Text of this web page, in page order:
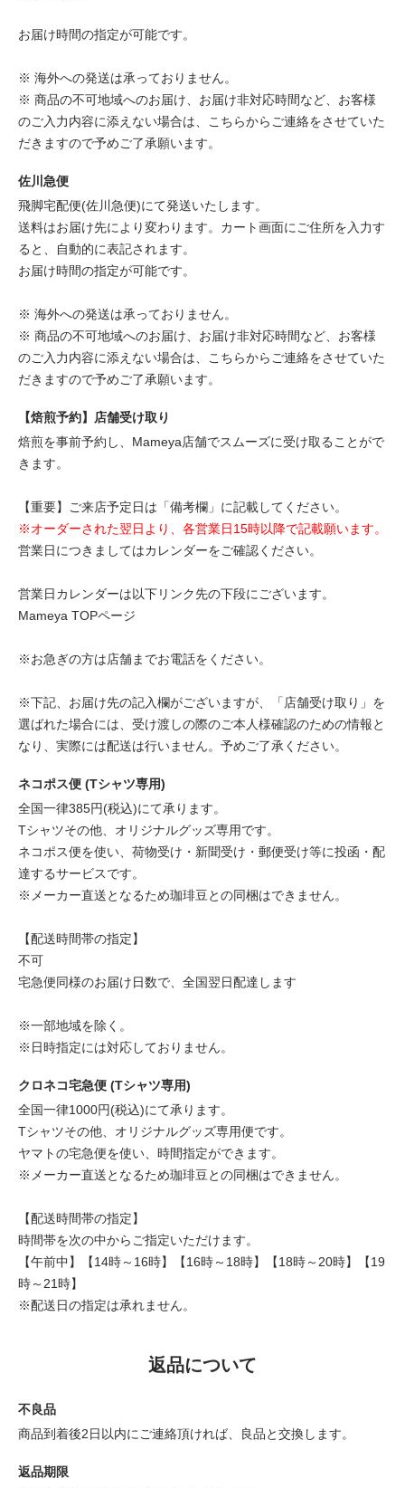
お届け時間の指定が可能です。
※ 海外への発送は承っておりません。
※ 商品の不可地域へのお届け、お届け非対応時間など、お客様
のご入力内容に添えない場合は、こちらからご連絡をさせていた
だきますので予めご了承願います。
佐川急便
飛脚宅配便(佐川急便)にて発送いたします。
送料はお届け先により変わります。カート画面にご住所を入力す
ると、自動的に表記されます。
お届け時間の指定が可能です。
※ 海外への発送は承っておりません。
※ 商品の不可地域へのお届け、お届け非対応時間など、お客様
のご入力内容に添えない場合は、こちらからご連絡をさせていた
だきますので予めご了承願います。
【焙煎予約】店舗受け取り
焙煎を事前予約し、Mameya店舗でスムーズに受け取ることがで
きます。
【重要】ご来店予定日は「備考欄」に記載してください。
※オーダーされた翌日より、各営業日15時以降で記載願います。
営業日につきましてはカレンダーをご確認ください。
営業日カレンダーは以下リンク先の下段にございます。
Mameya TOPページ
※お急ぎの方は店舗までお電話をください。
※下記、お届け先の記入欄がございますが、「店舗受け取り」を
選ばれた場合には、受け渡しの際のご本人様確認のための情報と
なり、実際には配送は行いません。予めご了承ください。
ネコポス便 (Tシャツ専用)
全国一律385円(税込)にて承ります。
Tシャツその他、オリジナルグッズ専用です。
ネコポス便を使い、荷物受け・新聞受け・郵便受け等に投函・配
達するサービスです。
※メーカー直送となるため珈琲豆との同梱はできません。
【配送時間帯の指定】
不可
宅急便同様のお届け日数で、全国翌日配達します
※一部地域を除く。
※日時指定には対応しておりません。
クロネコ宅急便 (Tシャツ専用)
全国一律1000円(税込)にて承ります。
Tシャツその他、オリジナルグッズ専用便です。
ヤマトの宅急便を使い、時間指定ができます。
※メーカー直送となるため珈琲豆との同梱はできません。
【配送時間帯の指定】
時間帯を次の中からご指定いただけます。
【午前中】【14時～16時】【16時～18時】【18時～20時】【19
時～21時】
※配送日の指定は承れません。
返品について
不良品
商品到着後2日以内にご連絡頂ければ、良品と交換します。
返品期限